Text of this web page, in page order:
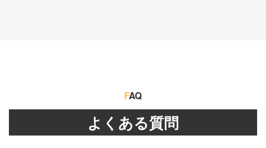
FAQ
よくある質問